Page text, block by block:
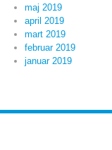
maj 2019
april 2019
mart 2019
februar 2019
januar 2019